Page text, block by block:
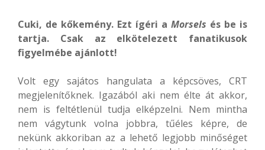
Cuki, de kőkemény. Ezt ígéri a Morsels és be is
tartja. Csak az elkötelezett fanatikusok
figyelmébe ajánlott!
Volt egy sajátos hangulata a képcsöves, CRT
megjelenítőknek. Igazából aki nem élte át akkor,
nem is feltétlenül tudja elképzelni. Nem mintha
nem vágytunk volna jobbra, tűéles képre, de
nekünk akkoriban az a lehető legjobb minőséget